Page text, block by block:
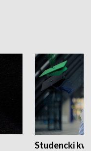
Studencki